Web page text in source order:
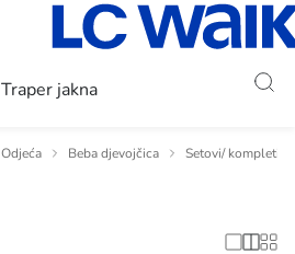
Traper jakna
Odjeća Beba djevojčica Setovi/ kompleti -